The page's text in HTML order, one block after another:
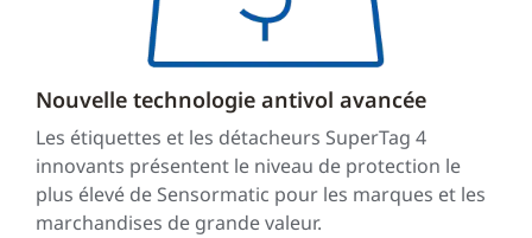
Nouvelle technologie antivol avancée
Les étiquettes et les détacheurs SuperTag 4
innovants présentent le niveau de protection le
plus élevé de Sensormatic pour les marques et les
marchandises de grande valeur.